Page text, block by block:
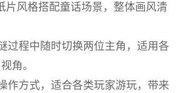
片风格搭配童话场景，整体画风清
过程中随时切换两位主角，适用各
角。
作方式，适合各类玩家游玩，带来